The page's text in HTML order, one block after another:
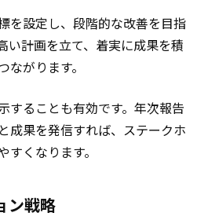
を設定し、段階的な改善を目指
い計画を立て、着実に成果を積
がります。
することも有効です。年次報告
成果を発信すれば、ステークホ
くなります。
ン戦略